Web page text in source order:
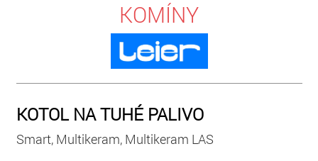
KOMÍNY
KOTOL NA TUHÉ PALIVO
Smart, Multikeram, Multikeram LAS